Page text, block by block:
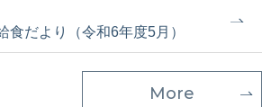
食だより（令和6年度5月）
More